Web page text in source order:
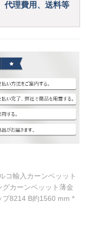
代理費用、送料等
コ輸入カーンペッット
カーンペッット薄金
プ8214 B約1560 mm *